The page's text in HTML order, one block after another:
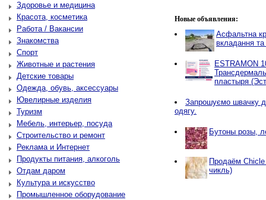
Здоровье и медицина
Красота, косметика
Работа / Вакансии
Знакомства
Спорт
Животные и растения
Детские товары
Одежда, обувь, аксессуары
Ювелирные изделия
Туризм
Мебель, интерьер, посуда
Строительство и ремонт
Реклама и Интернет
Продукты питания, алкоголь
Отдам даром
Культура и искусство
Промышленное оборудование
Новые объявления:
Асфальтна
вкладання
ESTRAMON
пластыря
Запрошуємо швачку
одягу.
Бутоны розы,
Продаём
чикль)